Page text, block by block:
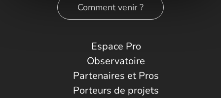
Comment venir ?
Espace Pro
Observatoire
Partenaires et Pros
Porteurs de projets